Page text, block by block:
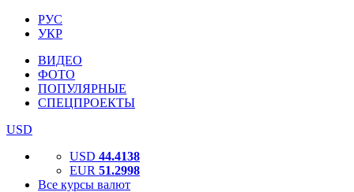
РУС
УКР
ВИДЕО
ФОТО
ПОПУЛЯРНЫЕ
СПЕЦПРОЕКТЫ
USD
USD 44.4138
EUR 51.2998
Все курсы валют